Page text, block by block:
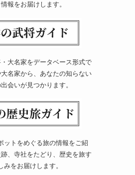
報をお届けします。
大名家をデータベース形式で
名家から、あなたの知らない
会いが見つかります。
ットをめぐる旅の情報をご紹
、寺社をたどり、歴史を旅す
みをお届けします。